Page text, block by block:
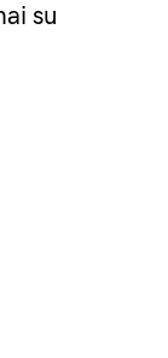
su